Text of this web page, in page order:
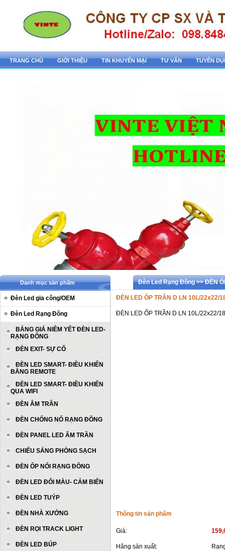
TRANG CHỦ GIỚI THIỆU TIN KHUYẾN MẠI TƯ VẤN TUYỂN
Danh mục sản phẩm
Đèn Led gia công/OEM
Đèn Led Rạng Đông
BẢNG GIÁ NIÊM YẾT ĐÈN LED-
RẠNG ĐÔNG
ĐÈN EXIT- SỰ CỐ
ĐÈN LED SMART- ĐIỀU KHIỂN
BẰNG REMOTE
ĐÈN LED SMART- ĐIỀU KHIỂN
QUA WIFI
ĐÈN ÂM TRẦN
ĐÈN CHỐNG NỔ RẠNG ĐÔNG
ĐÈN PANEL LED ÂM TRẦN
CHIẾU SÁNG PHÒNG SẠCH
ĐÈN ỐP NỔI RẠNG ĐÔNG
ĐÈN LED ĐỔI MÀU- CẢM BIẾN
ĐÈN LED TUÝP
ĐÈN NHÀ XƯỞNG
ĐÈN RỌI TRACK LIGHT
ĐÈN LED BÚP
Đèn Led Rạng Đông >> ĐÈN
ĐÈN LED ỐP TRẦN D LN 10L/22x22/
ĐÈN LED ỐP TRẦN D LN 10L/22x22/
Thông tin sản phẩm
Giá:
Hãng sản xuất: